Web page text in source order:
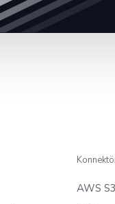
AWS